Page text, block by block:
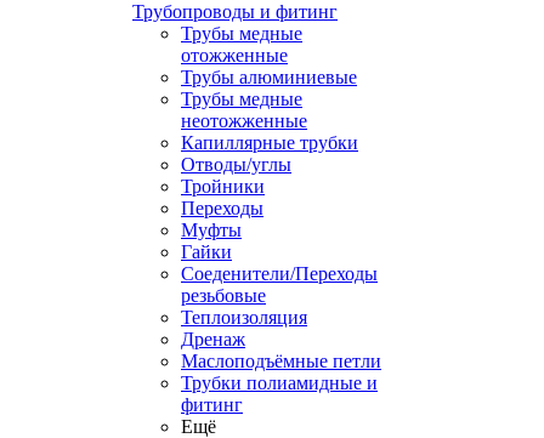
Трубопроводы и фитинг
Трубы медные
отожженные
Трубы алюминиевые
Трубы медные
неотожженные
Капиллярные трубки
Отводы/углы
Тройники
Переходы
Муфты
Гайки
Соеденители/Переходы
резьбовые
Теплоизоляция
Дренаж
Маслоподъёмные петли
Трубки полиамидные и
фитинг
Ещё